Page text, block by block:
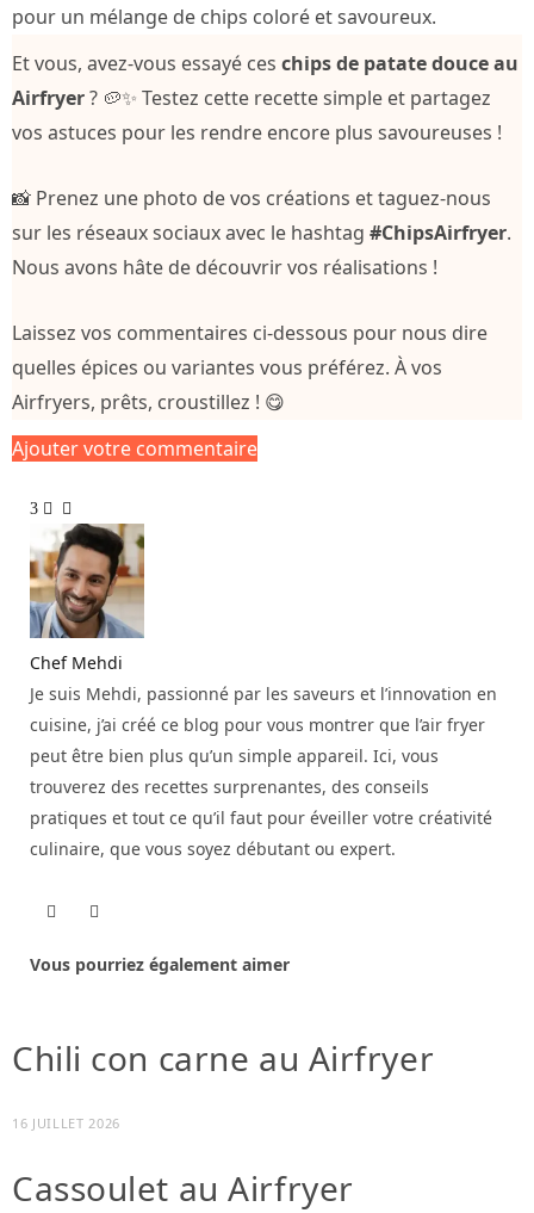
pour un mélange de chips coloré et savoureux.
Et vous, avez-vous essayé ces chips de patate douce au
Airfryer? 🥔✨ Testez cette recette simple et partagez
vos astuces pour les rendre encore plus savoureuses !
📸 Prenez une photo de vos créations et taguez-nous
sur les réseaux sociaux avec le hashtag #ChipsAirfryer.
Nous avons hâte de découvrir vos réalisations !
Laissez vos commentaires ci-dessous pour nous dire
quelles épices ou variantes vous préférez. À vos
Airfryers, prêts, croustillez ! 😋
Ajouter votre commentaire
3
Chef Mehdi
Je suis Mehdi, passionné par les saveurs et l’innovation en
cuisine, j’ai créé ce blog pour vous montrer que l’air fryer
peut être bien plus qu’un simple appareil. Ici, vous
trouverez des recettes surprenantes, des conseils
pratiques et tout ce qu’il faut pour éveiller votre créativité
culinaire, que vous soyez débutant ou expert.
b
s
e
t
s
t
m
Vous pourriez également aimer
Chili con carne au Airfryer
16 JUILLET 2026
Cassoulet au Airfryer